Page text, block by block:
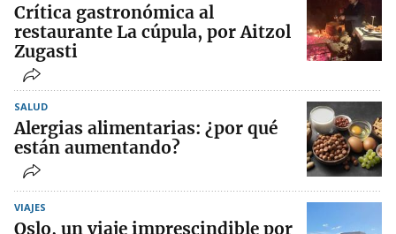
Crítica gastronómica al
restaurante La cúpula, por Aitzol
Zugasti
SALUD
Alergias alimentarias: ¿por qué
están aumentando?
VIAJES
Oslo, un viaje imprescindible por